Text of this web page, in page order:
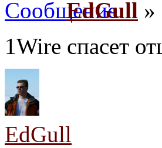
EdGull »
1Wire спасет
EdGull